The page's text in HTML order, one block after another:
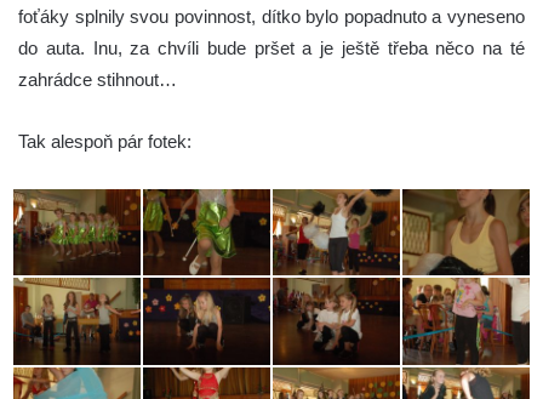
foťáky splnily svou povinnost, dítko bylo popadnuto a vyneseno
do auta. Inu, za chvíli bude pršet a je ještě třeba něco na té
zahrádce stihnout…
Tak alespoň pár fotek: